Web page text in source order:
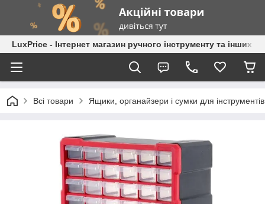
LuxPrice - Інтернет магазин ручного інструменту та інших
Всі товари Ящики, органайзери і сумки для інструментів